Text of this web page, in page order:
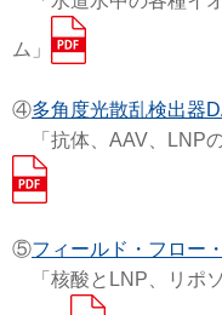
ム」
④多角度光散乱検出器
「抗体、AAV、LNP
⑤フィールド・フロー
「核酸とLNP、リポ